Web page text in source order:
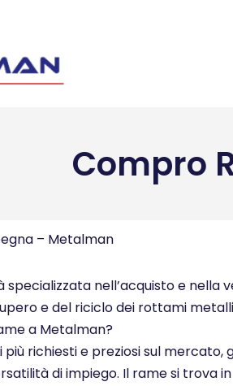
Compro
– Metalman
specializzata nell’acquisto e
e del riciclo dei rottami
a Metalman?
più richiesti e preziosi sul
di impiego. Il rame si trova